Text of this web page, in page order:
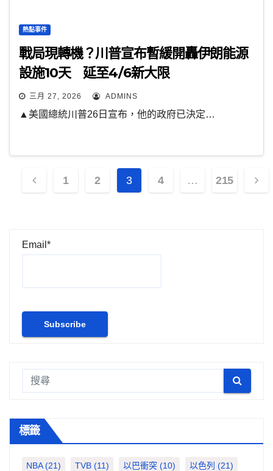
熱點事件
戰局現轉機？川普宣布暫緩開轟伊朗能源
設施10天 延至4/6新大限
三月 27, 2026 ADMINS
▲美國總統川普26日宣布，他的政府已決定…
文
頁
1 2 3 4 … 215
Email*
標籤
NBA(21) TVB (11) 以巴衝突 (10) 以色列 (21)